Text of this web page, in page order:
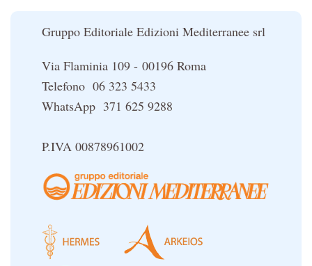
Gruppo Editoriale Edizioni Mediterranee srl
Via Flaminia 109 - 00196 Roma
Telefono 06 323 5433
WhatsApp 371 625 9288
P.IVA 00878961002